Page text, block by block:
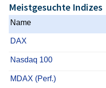
Meistgesuchte Indizes
Name
DAX
Nasdaq 100
MDAX (Perf.)